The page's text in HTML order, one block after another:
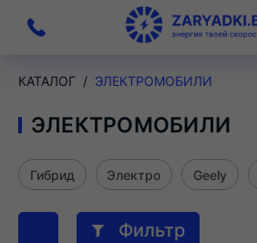
На
главную
КАТАЛОГ ЭЛЕКТРОМОБИЛИ
ЭЛЕКТРОМОБИЛИ
Гибрид Электро Geely
Фильтр
Сортировка